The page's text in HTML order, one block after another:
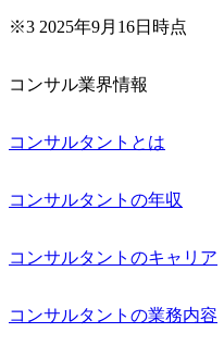
※3 2025年9月16日時点
コンサル業界情報
コンサルタントとは
コンサルタントの年収
コンサルタントのキャリア
コンサルタントの業務内容